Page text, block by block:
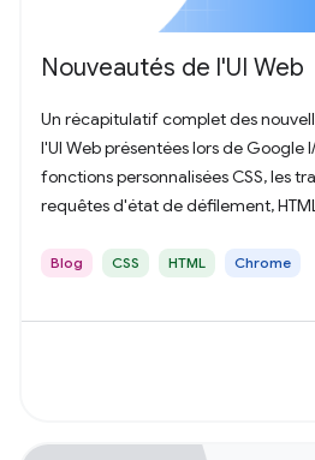
Nouveautés de l'UI Web
Un récapitulatif complet des
l'UI Web présentées lors de Google
fonctions personnalisées CSS, les
requêtes d'état de défilement,
Blog CSS HTML Chrome